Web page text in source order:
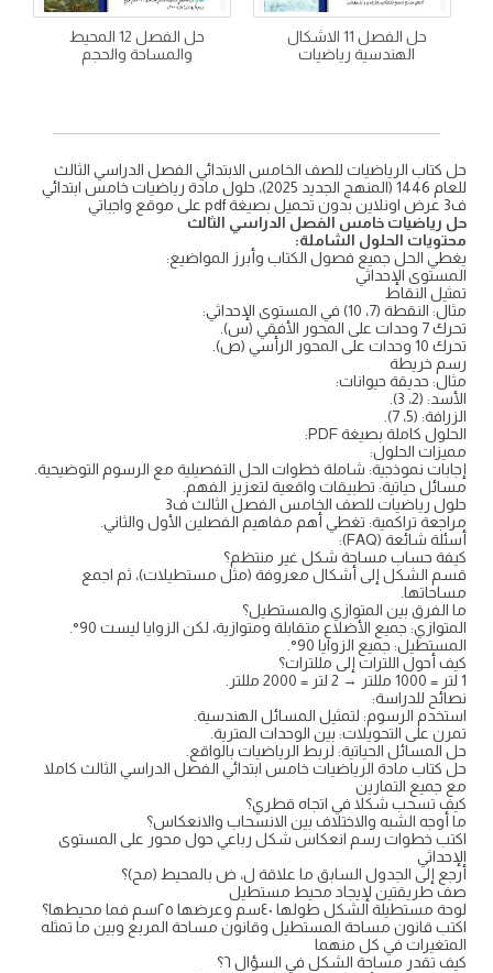
حل الفصل 11 الاشكال
الهندسية رياضيات
حل الفصل 12 المحيط
والمساحة والحجم
حل كتاب الرياضيات للصف الخامس الابتدائي الفصل الدراسي الثالث
للعام 1446 (المنهج الجديد 2025)، حلول مادة رياضيات خامس ابتدائي
ف3 عرض اونلاين بدون تحميل بصيغة pdf على موقع واجباتي
حل رياضيات خامس الفصل الدراسي الثالث
محتويات الحلول الشاملة:
يغطي الحل جميع فصول الكتاب وأبرز المواضيع:
المستوى الإحداثي
تمثيل النقاط
مثال: النقطة (7، 10) في المستوى الإحداثي:
تحرك 7 وحدات على المحور الأفقي (س).
تحرك 10 وحدات على المحور الرأسي (ص).
رسم خريطة
مثال: حديقة حيوانات:
الأسد: (2، 3).
الزرافة: (5، 7).
الحلول كاملة بصيغة PDF:
مميزات الحلول:
إجابات نموذجية: شاملة خطوات الحل التفصيلية مع الرسوم التوضيحية.
مسائل حياتية: تطبيقات واقعية لتعزيز الفهم.
حلول رياضيات للصف الخامس الفصل الثالث ف3
مراجعة تراكمية: تغطي أهم مفاهيم الفصلين الأول والثاني.
أسئلة شائعة (FAQ):
كيفة حساب مساحة شكل غير منتظم؟
قسم الشكل إلى أشكال معروفة (مثل مستطيلات)، ثم اجمع
مساحاتها.
ما الفرق بين المتوازي والمستطيل؟
المتوازي: جميع الأضلاع متقابلة ومتوازية، لكن الزوايا ليست 90°.
المستطيل: جميع الزوايا 90°.
كيف أحول اللترات إلى مللترات؟
1 لتر = 1000 مللتر → 2 لتر = 2000 مللتر.
نصائح للدراسة:
استخدم الرسوم: لتمثيل المسائل الهندسية.
تمرن على التحويلات: بين الوحدات المترية.
حل المسائل الحياتية: لربط الرياضيات بالواقع.
حل كتاب مادة الرياضيات خامس ابتدائي الفصل الدراسي الثالث كاملا
مع جميع التمارين
كيف تسحب شكلا في اتجاه قطري؟
ما أوجه الشبه والاختلاف بين الانسحاب والانعكاس؟
اكتب خطوات رسم انعكاس شكل رباعي حول محور على المستوى
الإحداثي
أرجع إلى الجدول السابق ما علاقة ل، ض بالمحيط (مح)؟
صف طريقتين لإيجاد محيط مستطيل
لوحة مستطيلة الشكل طولها ٤٠سم وعرضها ٢٥سم فما محيطها؟
اكتب قانون مساحة المستطيل وقانون مساحة المربع وبين ما تمثله
المتغيرات في كل منهما
كيف تقدر مساحة الشكل في السؤال ٦؟